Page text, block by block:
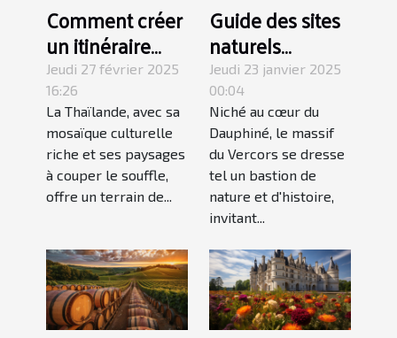
Comment créer
un itinéraire
culturel et
éducatif pour
enfants en
Thaïlande
Jeudi 27 février 2025
16:26
La Thaïlande, avec sa
mosaïque culturelle
riche et ses paysages
à couper le souffle,
offre un terrain de...
Guide des sites
naturels
incontournables
à visiter dans le
Vercors
Jeudi 23 janvier 2025
00:04
Niché au cœur du
Dauphiné, le massif
du Vercors se dresse
tel un bastion de
nature et d'histoire,
invitant...